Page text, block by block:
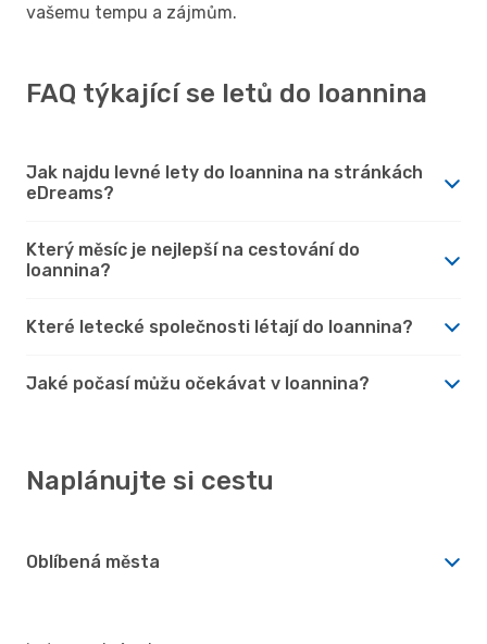
vašemu tempu a zájmům.
FAQ týkající se letů do Ioannina
Jak najdu levné lety do Ioannina na stránkách
eDreams?
Který měsíc je nejlepší na cestování do
Ioannina?
Které letecké společnosti létají do Ioannina?
Jaké počasí můžu očekávat v Ioannina?
Naplánujte si cestu
Oblíbená města